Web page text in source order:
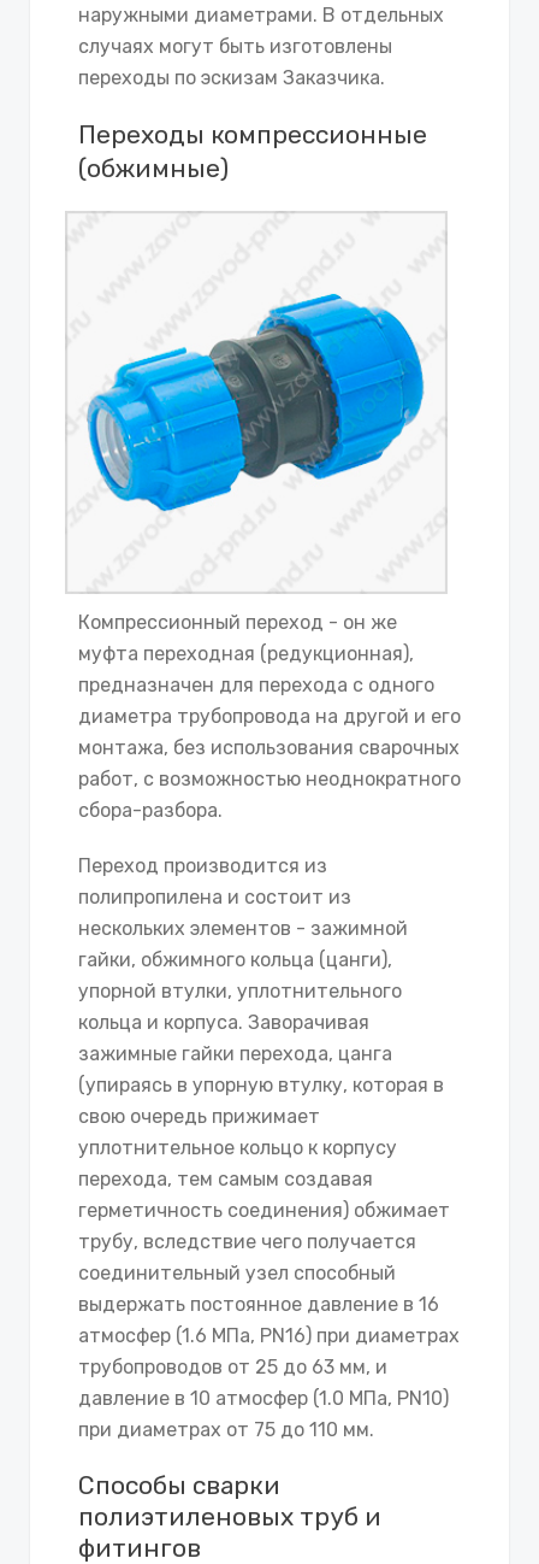
наружными диаметрами. В отдельных
случаях могут быть изготовлены
переходы по эскизам Заказчика.
Переходы компрессионные
(обжимные)
Компрессионный переход - он же
муфта переходная (редукционная),
предназначен для перехода с одного
диаметра трубопровода на другой и его
монтажа, без использования сварочных
работ, с возможностью неоднократного
сбора-разбора.
Переход производится из
полипропилена и состоит из
нескольких элементов - зажимной
гайки, обжимного кольца (цанги),
упорной втулки, уплотнительного
кольца и корпуса. Заворачивая
зажимные гайки перехода, цанга
(упираясь в упорную втулку, которая в
свою очередь прижимает
уплотнительное кольцо к корпусу
перехода, тем самым создавая
герметичность соединения) обжимает
трубу, вследствие чего получается
соединительный узел способный
выдержать постоянное давление в 16
атмосфер (1.6 МПа, PN16) при диаметрах
трубопроводов от 25 до 63 мм, и
давление в 10 атмосфер (1.0 МПа, PN10)
при диаметрах от 75 до 110 мм.
Способы сварки
полиэтиленовых труб и
фитингов